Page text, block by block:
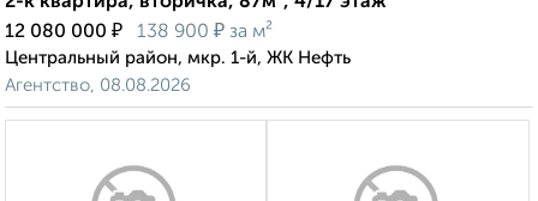
12 080 000 ₽ 138 900 ₽ за м²
Центральный район, мкр. 1-й, ЖК Нефть
Агентство, 08.08.2026